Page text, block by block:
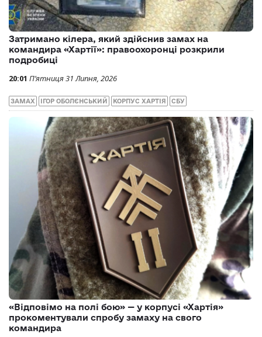
Затримано кілера, який здійснив замах на
командира «Хартії»: правоохоронці розкрили
подробиці
20:01 П’ятниця 31 Липня, 2026
ЗАМАХ ІГОР ОБОЛЄНСЬКИЙ КОРПУС ХАРТІЯ СБУ
«Відповімо на полі бою» — у корпусі «Хартія»
прокоментували спробу замаху на свого
командира